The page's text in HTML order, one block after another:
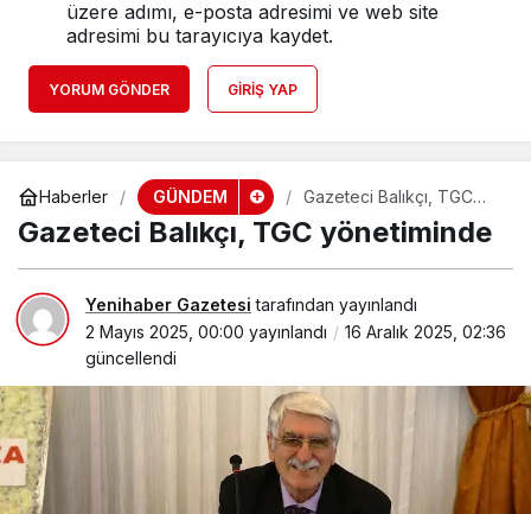
üzere adımı, e-posta adresimi ve web site
adresimi bu tarayıcıya kaydet.
YORUM GÖNDER GIRIŞ YAP
Haberler GÜNDEM
Gazeteci Balıkçı, TGC
yönetiminde
Gazeteci Balıkçı, TGC yönetiminde
Yenihaber Gazetesi tarafından yayınlandı
2 Mayıs 2025, 00:00 yayınlandı
16 Aralık 2025, 02:36
güncellendi